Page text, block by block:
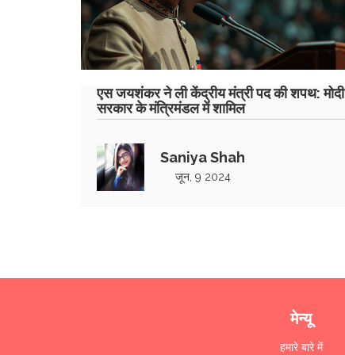
एस जयशंकर ने ली केंद्रीय मंत्री पद की शपथ: मोदी
सरकार के मंत्रिमंडल में शामिल
Saniya Shah
जून, 9 2024
मेन्यू
हमारे बारे में